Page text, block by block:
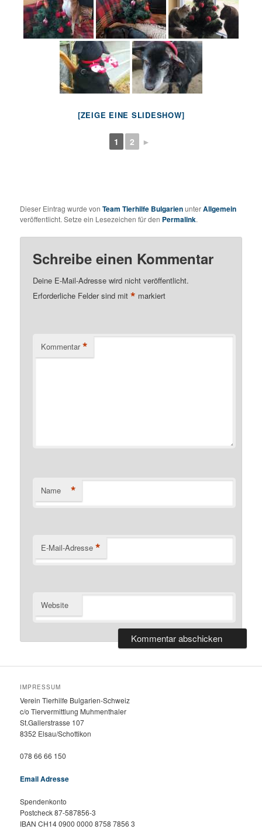
[ZEIGE EINE SLIDESHOW]
1 2 ►
Dieser Eintrag wurde vonTeam Tierhilfe BulgarienunterAllgemein
veröffentlicht. Setze ein Lesezeichen für den Permalink.
Schreibe einen Kommentar
Deine E-Mail-Adresse wird nicht veröffentlicht.
Erforderliche Felder sind mit* markiert
Kommentar *
Name *
E-Mail-Adresse *
Website
IMPRESSUM
Verein Tierhilfe Bulgarien-Schweiz
c/o Tiervermittlung Muhmenthaler
St.Gallerstrasse 107
8352 Elsau/Schottikon
078 66 66 150
Email Adresse
Spendenkonto
Postcheck 87-587856-3
IBAN CH14 0900 0000 8758 7856 3